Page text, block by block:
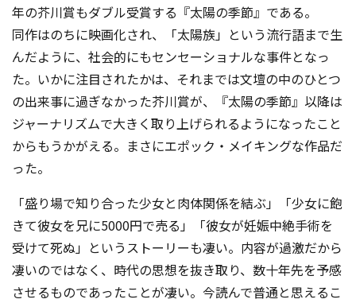
年の芥川賞もダブル受賞する『太陽の季節』である。
同作はのちに映画化され、「太陽族」という流行語まで生
んだように、社会的にもセンセーショナルな事件となっ
た。いかに注目されたかは、それまでは文壇の中のひとつ
の出来事に過ぎなかった芥川賞が、『太陽の季節』以降は
ジャーナリズムで大きく取り上げられるようになったこと
からもうかがえる。まさにエポック・メイキングな作品だ
った。
「盛り場で知り合った少女と肉体関係を結ぶ」「少女に飽
きて彼女を兄に5000円で売る」「彼女が妊娠中絶手術を
受けて死ぬ」というストーリーも凄い。内容が過激だから
凄いのではなく、時代の思想を抜き取り、数十年先を予感
させるものであったことが凄い。今読んで普通と思えるこ